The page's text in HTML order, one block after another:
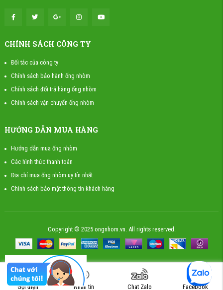
CHÍNH SÁCH CÔNG TY
Đối tác của công ty
Chính sách bảo hành ống nhòm
Chính sách đổi trả hàng ống nhòm
Chính sách vận chuyển ống nhòm
HƯỚNG DẪN MUA HÀNG
Hướng dẫn mua ống nhòm
Các hình thức thanh toán
Địa chỉ mua ống nhòm uy tín nhất
Chính sách bảo mật thông tin khách hàng
Copyright © 2025 ongnhom.vn. All rights reserved.
Gọi điện Nhắn tin Chat Zalo Facebook